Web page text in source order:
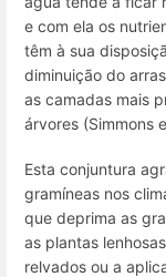
e com ela os
têm à sua
diminuição do
as camadas mais
árvores (Simmons
Esta conjuntura
gramíneas nos
que deprima as
as plantas
relvados ou a